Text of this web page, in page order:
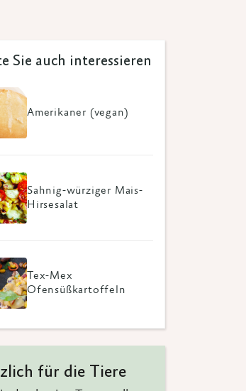
Sie auch interessieren
Amerikaner (vegan)
Sahnig-würziger Mais-
Hirsesalat
Tex-Mex
Ofensüßkartoffeln
für die Tiere